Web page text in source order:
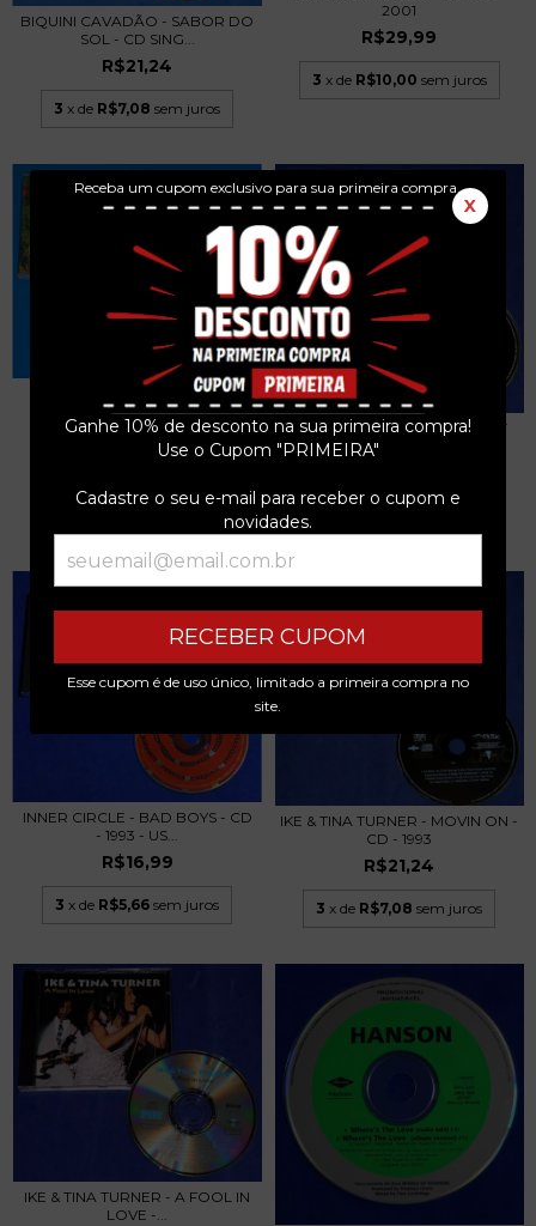
Receba um cupom exclusivo para sua primeira compra.
X
Ganhe 10% de desconto na sua primeira compra!
Use o Cupom "PRIMEIRA"
Cadastre o seu e-mail para receber o cupom e
novidades.
RECEBER CUPOM
Esse cupom é de uso único, limitado a primeira compra no
site.
BIQUINI CAVADÃO - SABOR DO
SOL - CD SING...
R$21,24
3 x de R$7,08 sem juros
2001
R$29,99
3 x de R$10,00 sem juros
TRIBO DE JAH - UMA ONDA
QUE PASSOU - PRO...
R$50,00
JAMES BLUNT - ALL THE LOST
SOULS - CD -...
INNER CIRCLE - BAD BOYS - CD
- 1993 - US...
R$16,99
3 x de R$5,66 sem juros
IKE & TINA TURNER - MOVIN ON -
CD - 1993
R$21,24
3 x de R$7,08 sem juros
IKE & TINA TURNER - A FOOL IN
LOVE -...